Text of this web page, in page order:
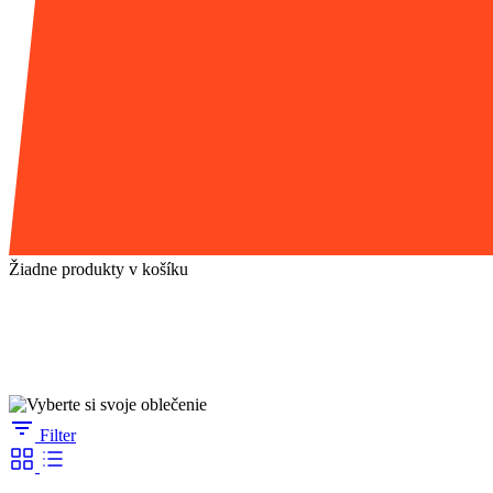
Žiadne produkty v košíku
Filter